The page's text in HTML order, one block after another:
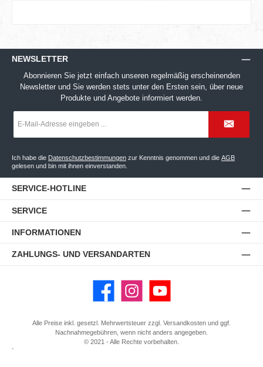
NEWSLETTER
Abonnieren Sie jetzt einfach unseren regelmäßig erscheinenden
Newsletter und Sie werden stets unter den Ersten sein, über neue
Produkte und Angebote informiert werden.
Mail-
*
Ich habe die Datenschutzbestimmungen zur Kenntnis genommen und die AGB
gelesen und bin mit ihnen einverstanden.
SERVICE-HOTLINE
SERVICE
INFORMATIONEN
ZAHLUNGS- UND VERSANDARTEN
Facebook Instagram YouTube
Alle Preise inkl. gesetzl. Mehrwertsteuer zzgl. Versandkosten und ggf.
Nachnahmegebühren, wenn nicht anders angegeben.
© 2021 - Alle Rechte vorbehalten.
`